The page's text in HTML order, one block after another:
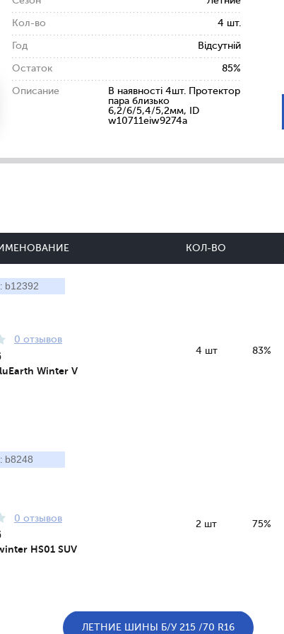
Кол-во 4 шт.
Год Відсутній
Остаток 85%
Описание
В наявності 4шт. Протектор
пара близько
6,2/6/5,4/5,2мм, ID
w10711eiw9274a
КОЛ-ВО
b12392
0 отзывов
Winter V
4 шт 83%
b8248
0 отзывов
HS01 SUV
2 шт 75%
ЛЕТНИЕ ШИНЫ Б/У 215 /70 R16